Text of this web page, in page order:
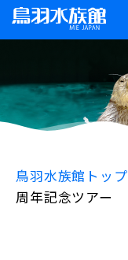
鳥羽水族館トップ
周年記念ツアー